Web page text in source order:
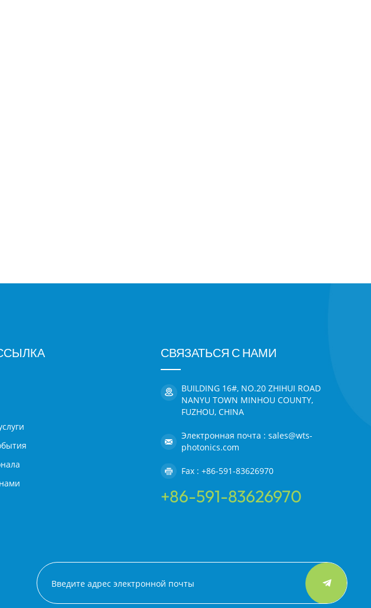
СВЯЗАТЬСЯ С НАМИ
BUILDING 16#, NO.20 ZHIHUI ROAD
NANYU TOWN MINHOU COUNTY,
FUZHOU, CHINA
Электронная почта : sales@wts-
photonics.com
Fax : +86-591-83626970
+86-591-83626970